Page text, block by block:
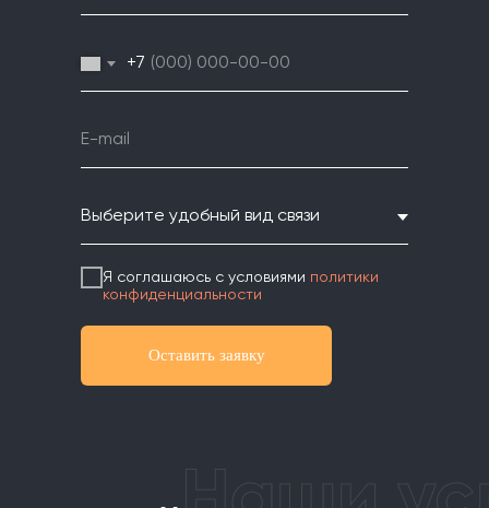
+7
Я соглашаюсь с условиями политики
конфиденциальности
Оставить заявку